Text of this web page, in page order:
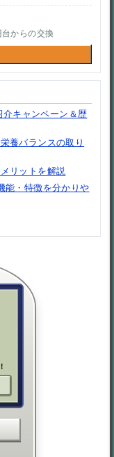
からの交換
介キャンペーン＆歴
養バランスの取り
リットを解説
能・特徴を分かりや